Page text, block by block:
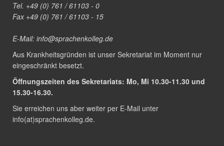
Tel. +49 (0) 761 / 61103 - 0
Fax +49 (0) 761 / 61103 - 15
E-Mail: info@sprachenkolleg.de
Aus Krankheitsgründen ist unser Sekretariat im Moment nur
eingeschränkt besetzt.
Öffnungszeiten des Sekretariats: Mo, Mi 10.30-11.30 und
15.30-16.30.
Sie erreichen uns aber weiter per E-Mail unter
info(at)sprachenkolleg.de.